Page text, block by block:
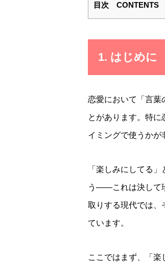
目次 CONTENTS
1. はじめに
恋愛において「言葉
とがあります。特
イミングで使うかが
「楽しみにしてる
う――これは決して
取りする現代では、
ています。
ここではまず、「